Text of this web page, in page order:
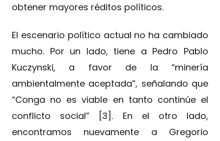
obtener mayores réditos políticos.
El escenario político actual no ha cambiado
mucho. Por un lado, tiene a Pedro Pablo
Kuczynski, a favor de la “minería
ambientalmente aceptada”, señalando que
“Conga no es viable en tanto continúe el
conflicto social” [3]. En el otro lado,
encontramos nuevamente a Gregorio